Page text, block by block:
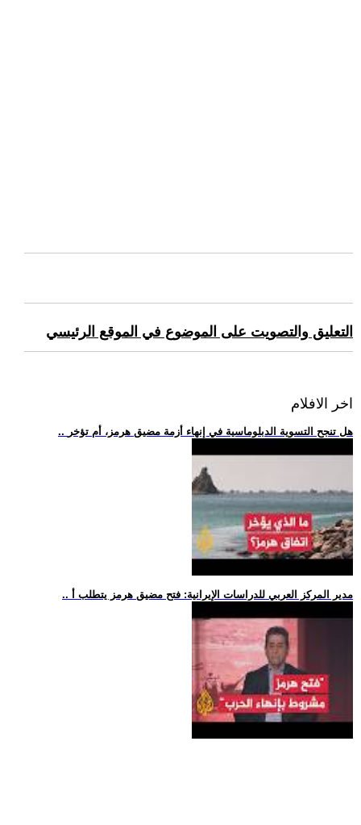
التعليق والتصويت على الموضوع في الموقع الرئيسي
اخر الافلام
.. هل تنجح التسوية الدبلوماسية في إنهاء أزمة مضيق هرمز، أم تؤخر
.. مدير المركز العربي للدراسات الإيرانية: فتح مضيق هرمز يتطلب أ